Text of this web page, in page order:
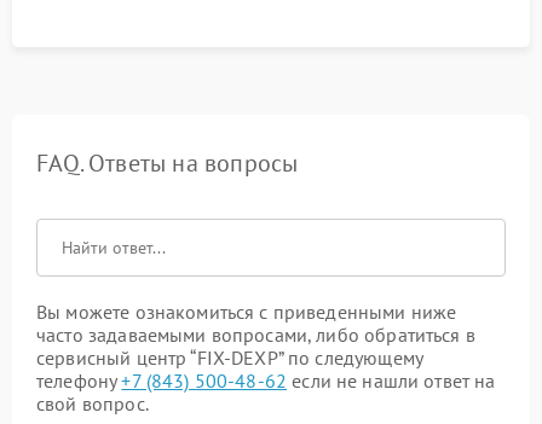
FAQ. Ответы на вопросы
Вы можете ознакомиться с приведенными ниже
часто задаваемыми вопросами, либо обратиться в
сервисный центр “FIX-DEXP” по следующему
телефону+7 (843) 500-48-62 если не нашли ответ на
свой вопрос.